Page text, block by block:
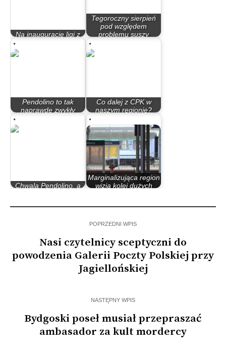
Na inauguracje ligi z
Tegoroczny sierpień
pod względem
problemu suszy
Pendolino to tak
naprawdę zwykły
Co dalej z CPK w
naszym regionie?
Marszałkowi marzy…
Chwalą Pendolino, a
Marginalizująca region
wizja kolei dużych
POPRZEDNI WPIS
Nasi czytelnicy sceptyczni do
powodzenia Galerii Poczty Polskiej przy
Jagiellońskiej
NASTĘPNY WPIS
Bydgoski poseł musiał przepraszać
ambasador za kult mordercy